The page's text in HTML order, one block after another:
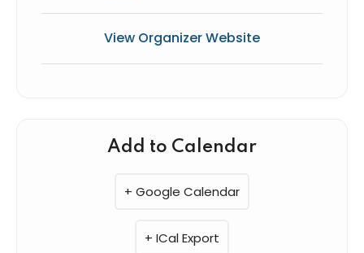
View Organizer Website
Add to Calendar
+ Google Calendar
+ ICal Export